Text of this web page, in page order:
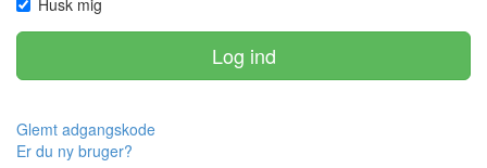
Husk mig
Log ind
Glemt adgangskode
Er du ny bruger?